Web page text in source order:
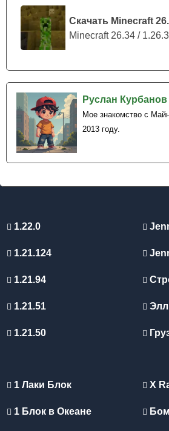
Скачать Minecraft
Minecraft 26.34 /
Руслан Курбанов
Мое знакомство с
2013 году.
1.22.0
1.21.124
1.21.94
1.21.51
1.21.50
1 Лаки Блок
1 Блок в Океане
X